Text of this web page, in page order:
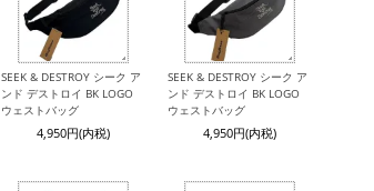
SEEK & DESTROY シーク ア
ンド デストロイ BK LOGO
ウェストバッグ
4,950円(内税)
SEEK & DESTROY シーク ア
ンド デストロイ BK LOGO
ウェストバッグ
4,950円(内税)